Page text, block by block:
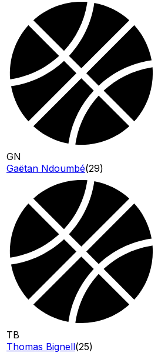
GN
Gaëtan Ndoumbé(29)
TB
Thomas Bignell(25)